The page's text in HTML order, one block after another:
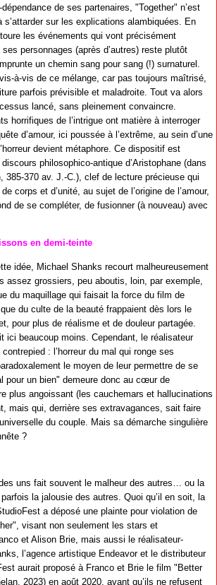
de ses partenaires, "Together" n’est
s’attarder sur les explications alambiquées. En
les événements qui vont précisément
personnages (après d’autres) reste plutôt
un chemin sang pour sang (!) surnaturel.
à-vis de ce mélange, car pas toujours maîtrisé,
parfois prévisible et maladroite. Tout va alors
lancé, sans pleinement convaincre.
horrifiques de l’intrigue ont matière à interroger
d’amour, ici poussée à l’extrême, au sein d’une
devient métaphore. Ce dispositif est
philosophico-antique d’Aristophane (dans
385-370 av. J.-C.), clef de lecture précieuse qui
corps et d’unité, au sujet de l’origine de l’amour,
de se compléter, de fusionner (à nouveau) avec
en demi-teinte
idée, Michael Shanks recourt malheureusement
assez grossiers, peu aboutis, loin, par exemple,
du maquillage qui faisait la force du film de
du culte de la beauté frappaient dès lors le
pour plus de réalisme et de douleur partagée.
ici beaucoup moins. Cependant, le réalisateur
: l’horreur du mal qui ronge ses
le moyen de leur permettre de se
pour un bien" demeure donc au cœur de
plus angoissant (les cauchemars et hallucinations
mais qui, derrière ses extravagances, sait faire
du couple. Mais sa démarche singulière
?
uns fait souvent le malheur des autres… ou la
la jalousie des autres. Quoi qu’il en soit, la
a déposé une plainte pour violation de
visant non seulement les stars et
et Alison Brie, mais aussi le réalisateur-
l’agence artistique Endeavor et le distributeur
aurait proposé à Franco et Brie le film "Better
2023) en août 2020, avant qu’ils ne refusent